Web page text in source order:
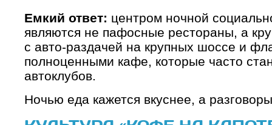
Емкий ответ: центром ночной
являются не пафосные рестораны, а
с авто-раздачей на крупных шоссе и
полноценными кафе, которые часто
автоклубов.
Ночью еда кажется вкуснее, а